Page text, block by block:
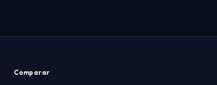
Comparar